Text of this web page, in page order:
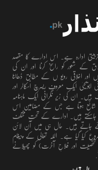
تربیتی ادارہ ہے۔ اس ادارے کا مقصد
کے شعور کو راسخ کرنا اور ان کی
اور اخلاقی رویو ں کے مطابق ڈھالنا
ایک معروف ریسرچ اسکالر اور
ان کی زیر نگرانی ایک ماہنامہ
شائع ہوتا ہے جس کے مضامین اس
ہیں۔ ادارے کے تحت مختلف
جاتے ہیں۔ حال ہی میں آن لائن
کیا گیا ہے۔ اللہ تعالٰی کے پیغام
شخصیت اور فلاحِ آخرت) کو پھیلانے